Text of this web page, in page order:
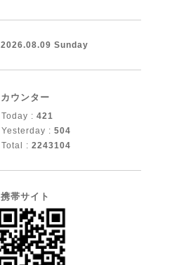
2026.08.09 Sunday
カウンター
Today : 421
Yesterday : 504
Total : 2243104
携帯サイト